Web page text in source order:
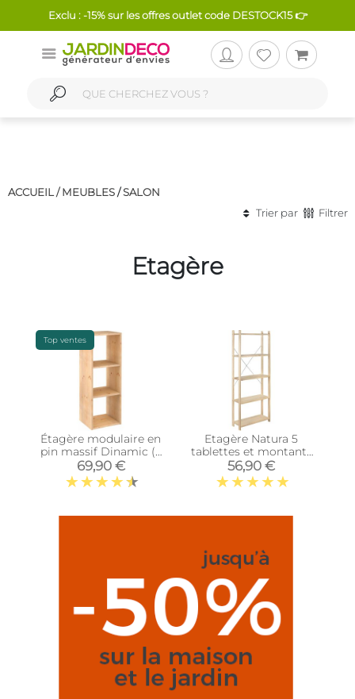
Exclu : -15% sur les offres outlet code DESTOCK15 👉
ACCUEIL / MEUBLES/SALON
Trier par
Filtrer
Etagère
Top ventes
Étagère modulaire en
pin massif Dinamic (3
tablettes)
69,90 €
Etagère Natura 5
tablettes et montants
à lattes
56,90 €